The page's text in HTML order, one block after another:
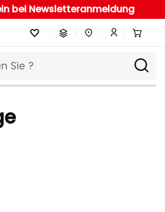
bei Newsletteranmeldung